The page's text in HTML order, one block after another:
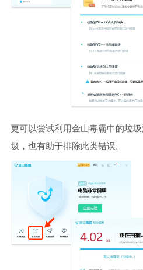
更可以尝试利用金山毒霸中的垃
圾，也有助于排除此类错误。